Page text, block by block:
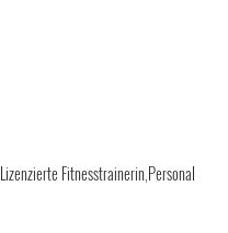
Fitnesstrainerin,Personal